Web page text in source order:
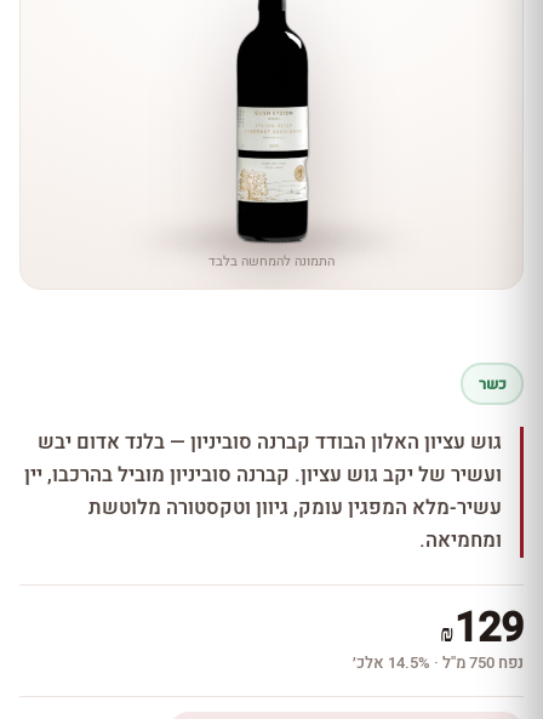
התמונה להמחשה בלבד
כשר
גוש עציון האלון הבודד קברנה סוביניון — בלנד אדום יבש
ועשיר של יקב גוש עציון. קברנה סוביניון מוביל בהרכבו, יין
עשיר-מלא המפגין עומק, גיוון וטקסטורה מלוטשת
ומחמיאה.
₪129
נפח 750 מ''ל · 14.5% אלכ׳